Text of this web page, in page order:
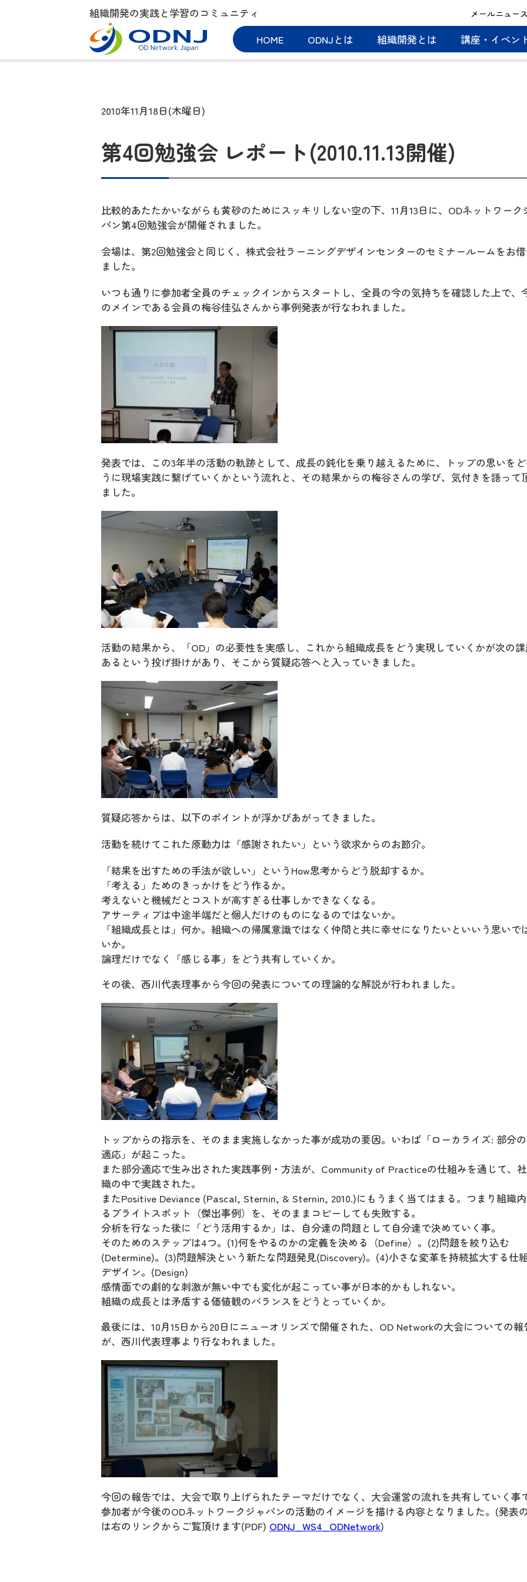
組織開発の実践と学習のコミュニティ メールニュー
HOME ODNJとは 組織開発とは 講座・イベン
2010年11月18日(木曜日)
第4回勉強会 レポート(2010.11.13開催)
比較的あたたかいながらも黄砂のためにスッキリしない空の下、11月13日に、ODネットワーク
パン第4回勉強会が開催されました。
会場は、第2回勉強会と同じく、株式会社ラーニングデザインセンターのセミナールームをお
ました。
いつも通りに参加者全員のチェックインからスタートし、全員の今の気持ちを確認した上で、
のメインである会員の梅谷佳弘さんから事例発表が行なわれました。
発表では、この3年半の活動の軌跡として、成長の鈍化を乗り越えるために、トップの思いを
うに現場実践に繋げていくかという流れと、その結果からの梅谷さんの学び、気付きを語って
ました。
活動の結果から、「OD」の必要性を実感し、これから組織成長をどう実現していくかが次の
あるという投げ掛けがあり、そこから質疑応答へと入っていきました。
質疑応答からは、以下のポイントが浮かびあがってきました。
活動を続けてこれた原動力は「感謝されたい」という欲求からのお節介。
「結果を出すための手法が欲しい」というHow思考からどう脱却するか。
「考える」ためのきっかけをどう作るか。
考えないと機械だとコストが高すぎる仕事しかできなくなる。
アサーティブは中途半端だと個人だけのものになるのではないか。
「組織成長とは」何か。組織への帰属意識ではなく仲間と共に幸せになりたいといいう思いで
いか。
論理だけでなく「感じる事」をどう共有していくか。
その後、西川代表理事から今回の発表についての理論的な解説が行われました。
トップからの指示を、そのまま実施しなかった事が成功の要因。いわば「ローカライズ: 部分
適応」が起こった。
また部分適応で生み出された実践事例・方法が、Community of Practiceの仕組みを通じて、
織の中で実践された。
またPositive Deviance (Pascal, Sternin, & Sternin, 2010.)にもうまく当てはまる。つまり組織
るブライトスポット（傑出事例）を、そのままコピーしても失敗する。
分析を行なった後に「どう活用するか」は、自分達の問題として自分達で決めていく事。
そのためのステップは4つ。(1)何をやるのかの定義を決める（Define）。(2)問題を絞り込む
(Determine)。(3)問題解決という新たな問題発見(Discovery)。(4)小さな変革を持続拡大する仕
デザイン。(Design)
感情面での劇的な刺激が無い中でも変化が起こってい事が日本的かもしれない。
組織の成長とは矛盾する価値観のバランスをどうとっていくか。
最後には、10月15日から20日にニューオリンズで開催された、OD Networkの大会についての報
が、西川代表理事より行なわれました。
今回の報告では、大会で取り上げられたテーマだけでなく、大会運営の流れを共有していく事
参加者が今後のODネットワークジャパンの活動のイメージを描ける内容となりました。(発表
は右のリンクからご覧頂けます(PDF) ODNJ_WS4_ODNetwork)